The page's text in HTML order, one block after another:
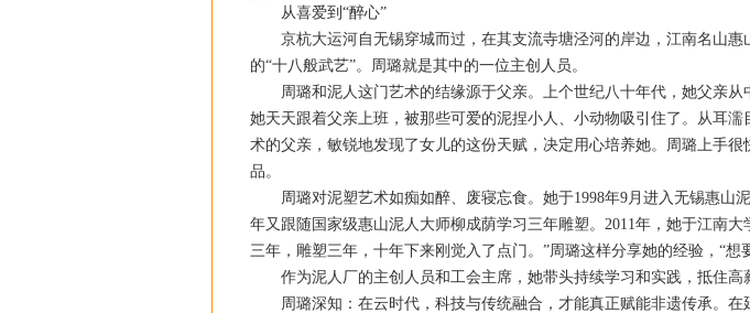
从喜爱到“醉心”
京杭大运河自无锡穿城而过，在其支流寺塘泾河的岸边，江南名山惠
的“十八般武艺”。周璐就是其中的一位主创人员。
周璐和泥人这门艺术的结缘源于父亲。上个世纪八十年代，她父亲从
她天天跟着父亲上班，被那些可爱的泥捏小人、小动物吸引住了。从耳
术的父亲，敏锐地发现了女儿的这份天赋，决定用心培养她。周璐上手
品。
周璐对泥塑艺术如痴如醉、废寝忘食。她于1998年9月进入无锡惠山
年又跟随国家级惠山泥人大师柳成荫学习三年雕塑。2011年，她于江南
三年，雕塑三年，十年下来刚觉入了点门。”周璐这样分享她的经验，“
作为泥人厂的主创人员和工会主席，她带头持续学习和实践，抵住高
周璐深知：在云时代，科技与传统融合，才能真正赋能非遗传承。在